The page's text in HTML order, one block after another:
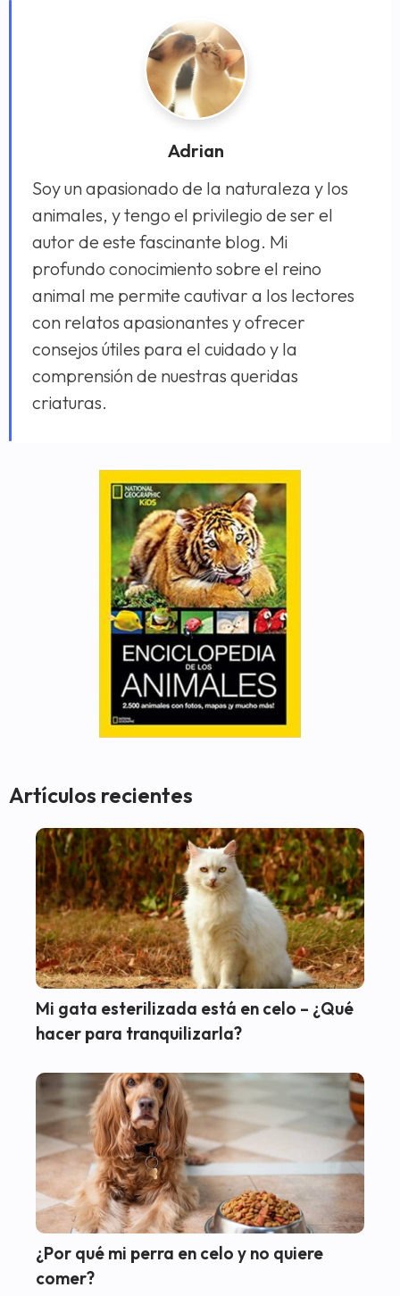
Adrian
Soy un apasionado de la naturaleza y los
animales, y tengo el privilegio de ser el
autor de este fascinante blog. Mi
profundo conocimiento sobre el reino
animal me permite cautivar a los lectores
con relatos apasionantes y ofrecer
consejos útiles para el cuidado y la
comprensión de nuestras queridas
criaturas.
Artículos recientes
Mi gata esterilizada está en celo – ¿Qué
hacer para tranquilizarla?
¿Por qué mi perra en celo y no quiere
comer?